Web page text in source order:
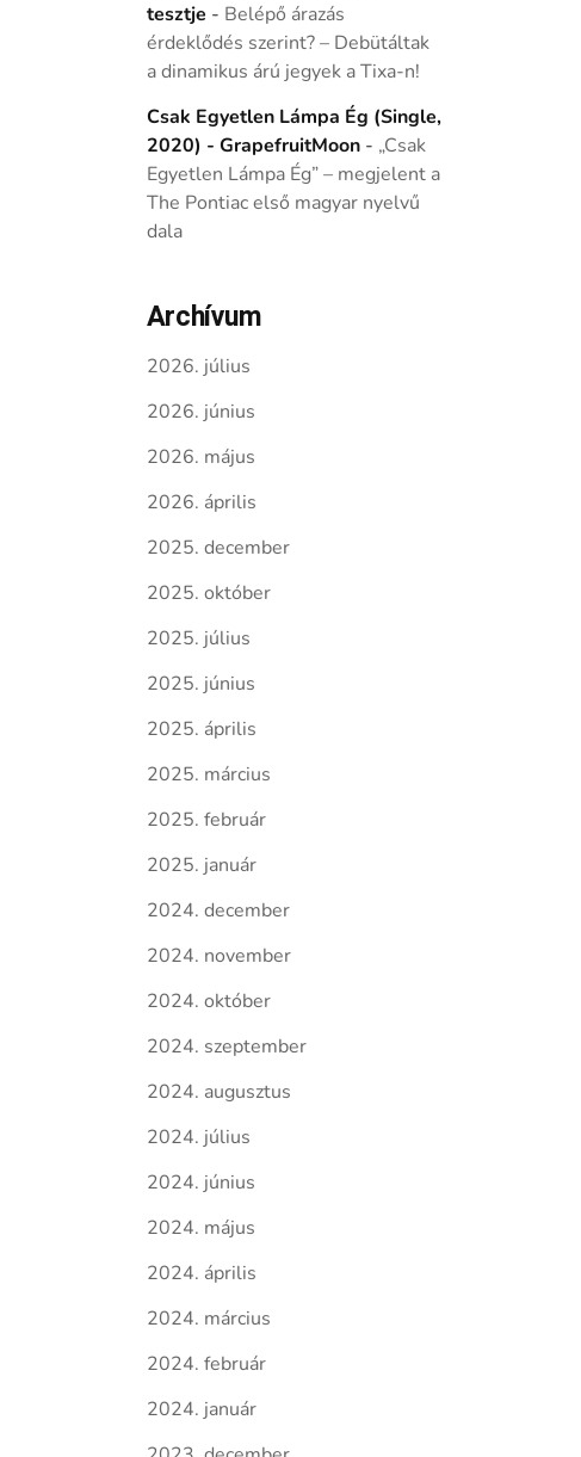
tesztje - Belépő árazás
érdeklődés szerint? – Debütáltak
a dinamikus árú jegyek a Tixa-n!
Csak Egyetlen Lámpa Ég (Single,
2020) - GrapefruitMoon- „Csak
Egyetlen Lámpa Ég” – megjelent a
The Pontiac első magyar nyelvű
dala
Archívum
2026. július
2026. június
2026. május
2026. április
2025. december
2025. október
2025. július
2025. június
2025. április
2025. március
2025. február
2025. január
2024. december
2024. november
2024. október
2024. szeptember
2024. augusztus
2024. július
2024. június
2024. május
2024. április
2024. március
2024. február
2024. január